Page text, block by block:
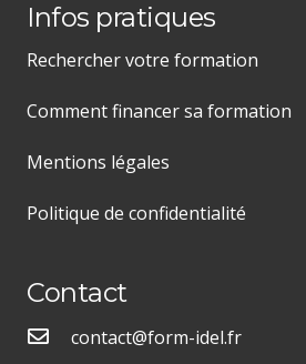
Infos pratiques
Rechercher votre formation
Comment financer sa formation
Mentions légales
Politique de confidentialité
Contact
contact@form-idel.fr